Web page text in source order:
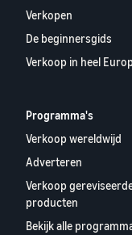
Verkopen
De beginnersgids
Verkoop in heel
Programma's
Verkoop wereldwijd
Adverteren
Verkoop
producten
Bekijk alle